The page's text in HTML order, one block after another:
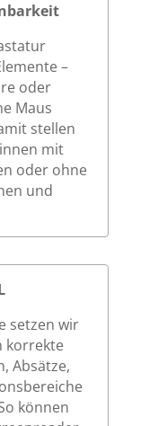
–
oder
Maus
stellen
mit
oder ohne
und
setzen wir
korrekte
Absätze,
können